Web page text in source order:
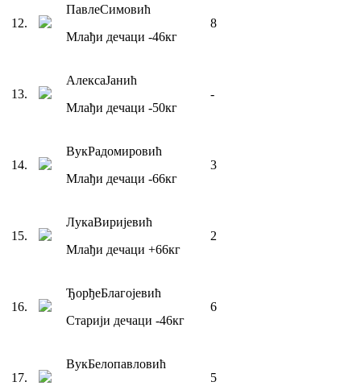
12.
ПавлеСимовић
Млађи дечаци -46кг
8
13.
АлексаЈанић
Млађи дечаци -50кг
-
14.
ВукРадомировић
Млађи дечаци -66кг
3
15.
ЛукаВиријевић
Млађи дечаци +66кг
2
16.
ЂорђеБлагојевић
Старији дечаци -46кг
6
17.
ВукБелопавловић
5